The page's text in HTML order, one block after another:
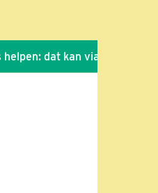
dat kan via de link!